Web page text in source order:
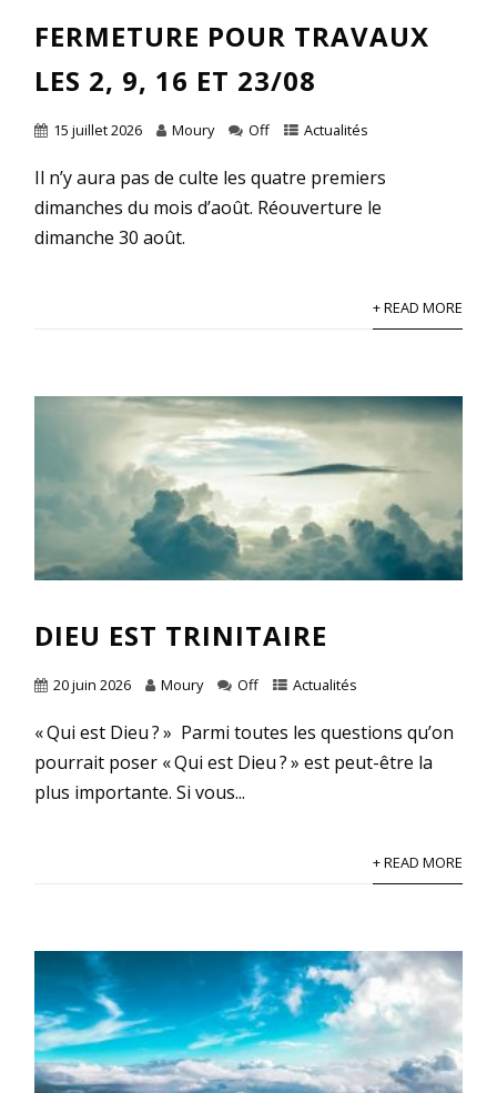
FERMETURE POUR TRAVAUX
LES 2, 9, 16 ET 23/08
15 juillet 2026 Moury Off Actualités
Il n’y aura pas de culte les quatre premiers
dimanches du mois d’août. Réouverture le
dimanche 30 août.
+ READ MORE
DIEU EST TRINITAIRE
20 juin 2026 Moury Off Actualités
« Qui est Dieu ? » Parmi toutes les questions qu’on
pourrait poser « Qui est Dieu ? » est peut-être la
plus importante. Si vous...
+ READ MORE